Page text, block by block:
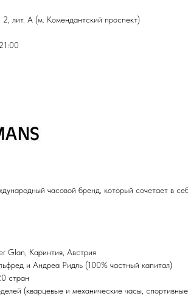
лит. А (м. Комендантский проспект)
часовой бренд, который сочетает в
Glan, Каринтия, Австрия
и Андреа Ридль (100% частный капитал)
стран
(кварцевые и механические часы,